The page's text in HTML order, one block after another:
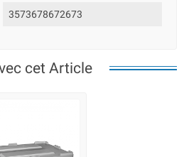
3573678672673
cet Article